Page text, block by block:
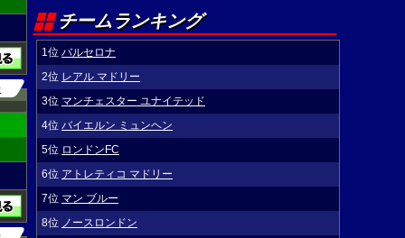
チームランキング
1位 バルセロナ
2位 レアル マドリー
3位 マンチェスター ユナイテッド
4位 バイエルン ミュンヘン
5位 ロンドンFC
6位 アトレティコ マドリー
7位 マン ブルー
8位 ノースロンドン